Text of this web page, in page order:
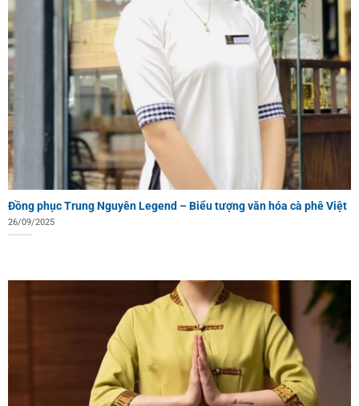
Đồng phục Trung Nguyên Legend – Biểu tượng văn hóa cà phê Việt
26/09/2025